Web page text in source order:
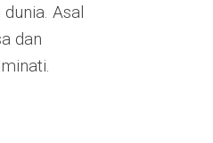
Asal
dan